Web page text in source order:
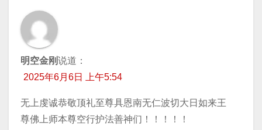
明空金刚说道：
2025年6月6日 上午5:54
无上虔诚恭敬顶礼至尊具恩南无仁波切大日如来王
尊佛上师本尊空行护法善神们！！！！！